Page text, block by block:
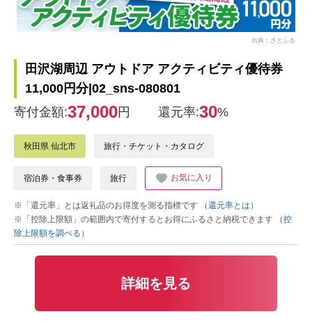
出典：さとふる
田沢湖周辺 アウトドア アクティビティ優待券
11,000円分|02_sns-080801
寄付金額:37,000円 還元率:30%
秋田県 仙北市 旅行・チケット・カタログ
宿泊券・食事券 旅行 お気に入り
※「還元率」とは返礼品のお得度を測る指標です
（還元率とは）
※「控除上限額」の範囲内で寄付するとお得にふるさと納税できます
（控
除上限額を調べる）
詳細を見る